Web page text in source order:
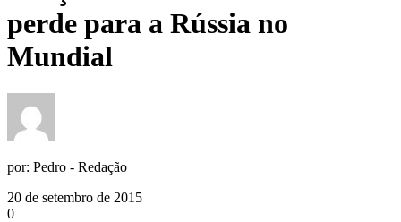
perde para a Rússia no
Mundial
por: Pedro - Redação
20 de setembro de 2015
0